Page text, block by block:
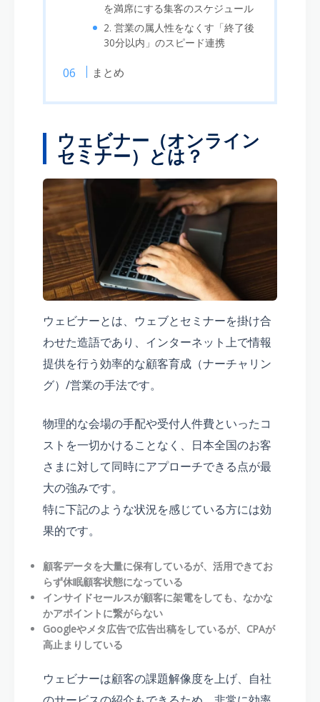
を満席にする集客のスケジュール
2. 営業の属人性をなくす「終了後
30分以内」のスピード連携
まとめ
ウェビナー（オンライン
セミナー）とは？
ウェビナーとは、ウェブとセミナーを掛け合
わせた造語であり、インターネット上で情報
提供を行う効率的な顧客育成（ナーチャリン
グ）/営業の手法です。
物理的な会場の手配や受付人件費といったコ
ストを一切かけることなく、日本全国のお客
さまに対して同時にアプローチできる点が最
大の強みです。
特に下記のような状況を感じている方には効
果的です。
顧客データを大量に保有しているが、活用できてお
らず休眠顧客状態になっている
インサイドセールスが顧客に架電をしても、なかな
かアポイントに繋がらない
Googleやメタ広告で広告出稿をしているが、CPAが
高止まりしている
ウェビナーは顧客の課題解像度を上げ、自社